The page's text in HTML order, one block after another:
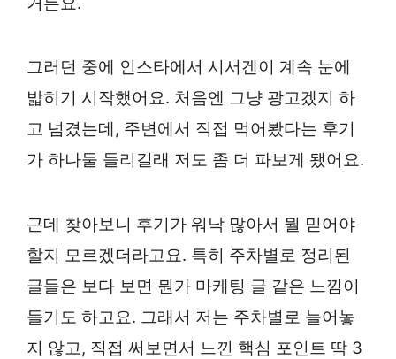
그러던 중에 인스타에서 시서겐이 계속 눈에
밟히기 시작했어요. 처음엔 그냥 광고겠지 하
고 넘겼는데, 주변에서 직접 먹어봤다는 후기
가 하나둘 들리길래 저도 좀 더 파보게 됐어요.
근데 찾아보니 후기가 워낙 많아서 뭘 믿어야
할지 모르겠더라고요. 특히 주차별로 정리된
글들은 보다 보면 뭔가 마케팅 글 같은 느낌이
들기도 하고요. 그래서 저는 주차별로 늘어놓
지 않고, 직접 써보면서 느낀 핵심 포인트 딱 3